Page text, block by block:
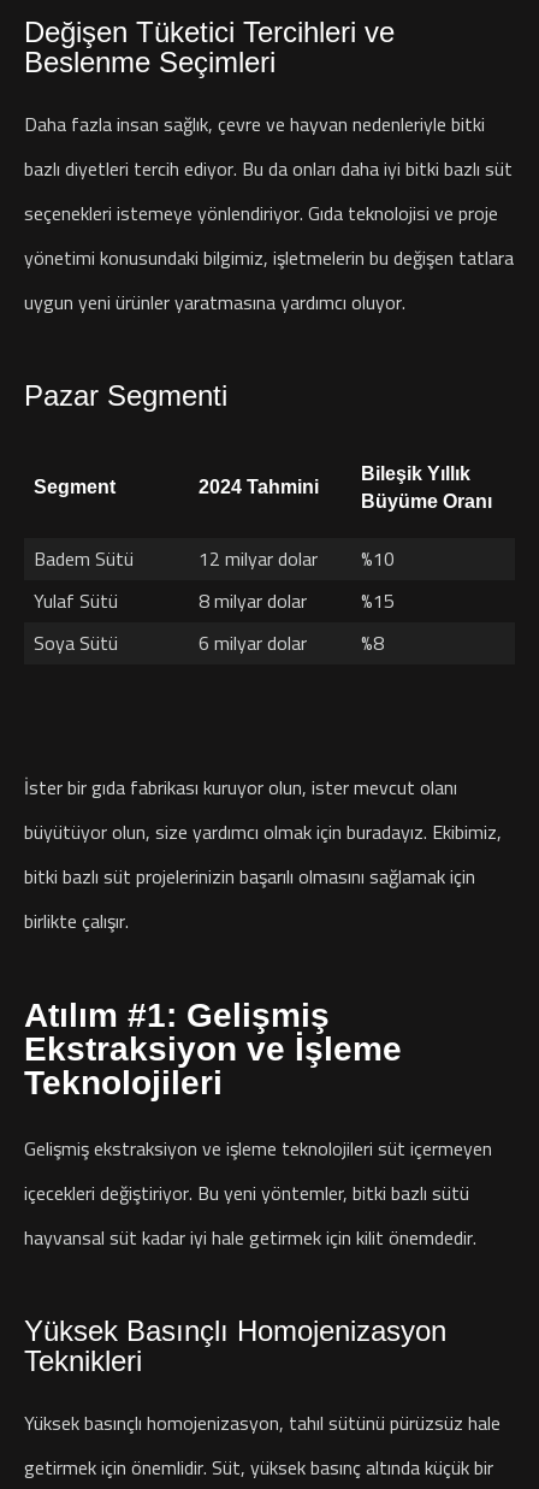
Değişen Tüketici Tercihleri ve
Beslenme Seçimleri
Daha fazla insan sağlık, çevre ve hayvan nedenleriyle bitki
bazlı diyetleri tercih ediyor. Bu da onları daha iyi bitki bazlı süt
seçenekleri istemeye yönlendiriyor. Gıda teknolojisi ve proje
yönetimi konusundaki bilgimiz, işletmelerin bu değişen tatlara
uygun yeni ürünler yaratmasına yardımcı oluyor.
Pazar Segmenti
Segment 2024 Tahmini
Bileşik Yıllık
Büyüme Oranı
Badem Sütü 12 milyar dolar
%10
Yulaf Sütü
8 milyar dolar
%15
Soya Sütü
6 milyar dolar %8
İster bir gıda fabrikası kuruyor olun, ister mevcut olanı
büyütüyor olun, size yardımcı olmak için buradayız. Ekibimiz,
bitki bazlı süt projelerinizin başarılı olmasını sağlamak için
birlikte çalışır.
Atılım #1: Gelişmiş
Ekstraksiyon ve İşleme
Teknolojileri
Gelişmiş ekstraksiyon ve işleme teknolojileri süt içermeyen
içecekleri değiştiriyor. Bu yeni yöntemler, bitki bazlı sütü
hayvansal süt kadar iyi hale getirmek için kilit önemdedir.
Yüksek Basınçlı Homojenizasyon
Teknikleri
Yüksek basınçlı homojenizasyon, tahıl sütünü pürüzsüz hale
getirmek için önemlidir. Süt, yüksek basınç altında küçük bir